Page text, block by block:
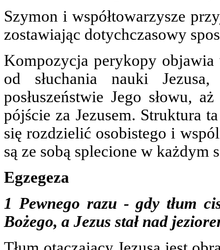
Szymon i współtowarzysze
zostawiając dotychczasowy
Kompozycja perykopy
od słuchania nauki
posłuszeństwie Jego słowu,
pójście za Jezusem. Struktura
się rozdzielić osobistego i
są ze sobą splecione w każdym
Egzegeza
1 Pewnego razu - gdy tłum
Bożego, a Jezus stał nad